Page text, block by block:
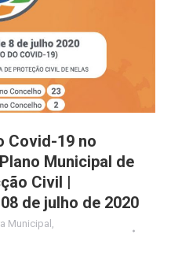
Covid-19 no
Municipal de
Civil |
de julho de 2020
Municipal